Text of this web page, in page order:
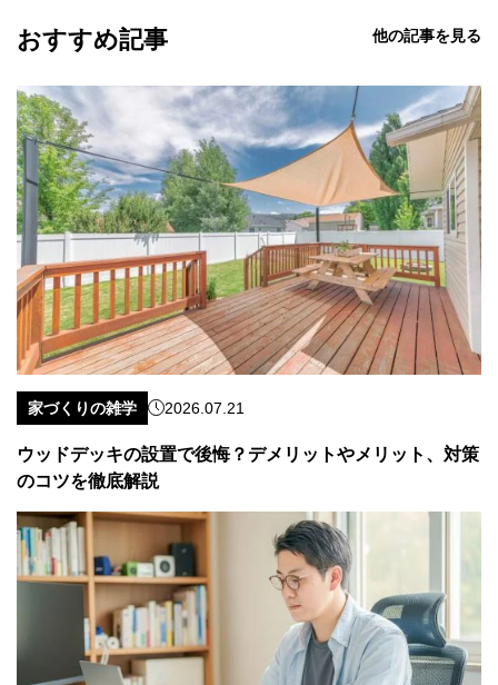
おすすめ記事 他の記事を見る
家づくりの雑学 2026.07.21
ウッドデッキの設置で後悔？デメリットやメリット、対策
のコツを徹底解説